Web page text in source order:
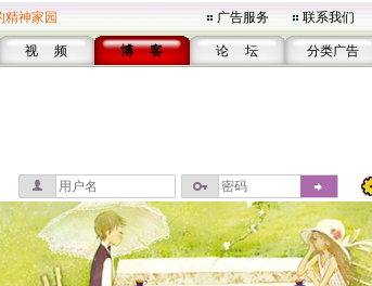
精神家园 广告服务 联系我们
视 频 博 客 论 坛 分类广告